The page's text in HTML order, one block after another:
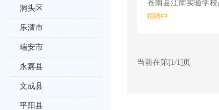
洞头区
乐清市
瑞安市
永嘉县
文成县
平阳县
苍南县江南实验学
招聘中
当前在第[1/1]页